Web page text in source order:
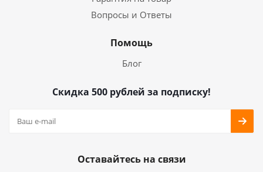
Вопросы и Ответы
Помощь
Блог
Скидка 500 рублей за подписку!
Оставайтесь на связи